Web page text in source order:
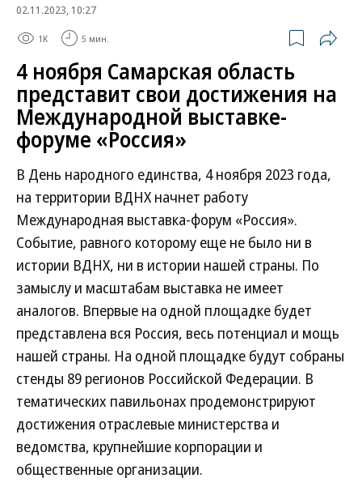
02.11.2023, 10:27
1K 5 мин.
4 ноября Самарская область
представит свои достижения на
Международной выставке-
форуме «Россия»
В День народного единства, 4 ноября 2023 года,
на территории ВДНХ начнет работу
Международная выставка-форум «Россия».
Событие, равного которому еще не было ни в
истории ВДНХ, ни в истории нашей страны. По
замыслу и масштабам выставка не имеет
аналогов. Впервые на одной площадке будет
представлена вся Россия, весь потенциал и мощь
нашей страны. На одной площадке будут собраны
стенды 89 регионов Российской Федерации. В
тематических павильонах продемонстрируют
достижения отраслевые министерства и
ведомства, крупнейшие корпорации и
общественные организации.